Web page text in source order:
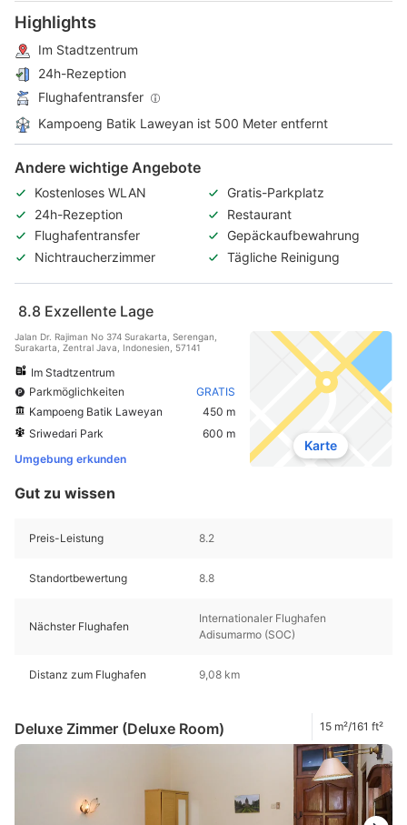
Highlights
Im Stadtzentrum
24h-Rezeption
Flughafentransfer
Kampoeng Batik Laweyan ist 500 Meter entfernt
Andere wichtige Angebote
Kostenloses WLAN
Gratis-Parkplatz
24h-Rezeption
Restaurant
Flughafentransfer
Gepäckaufbewahrung
Nichtraucherzimmer
Tägliche Reinigung
8.8 Exzellente Lage
Jalan Dr. Rajiman No 374 Surakarta, Serengan,
Surakarta, Zentral Java, Indonesien, 57141
Im Stadtzentrum
Parkmöglichkeiten
GRATIS
Kampoeng Batik Laweyan
450 m
Sriwedari Park
600 m
Umgebung erkunden
Karte
Gut zu wissen
Preis-Leistung 8.2
Standortbewertung 8.8
Nächster Flughafen
Internationaler Flughafen
Adisumarmo (SOC)
Distanz zum Flughafen 9,08 km
Deluxe Zimmer (Deluxe Room) 15 m²/161 ft²